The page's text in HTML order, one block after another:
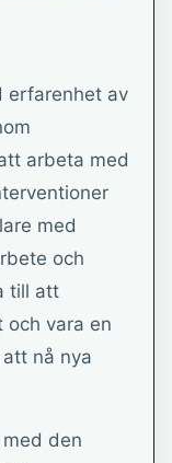
erfarenhet av
arbeta med
med
och
till att
och vara en
nå nya
den